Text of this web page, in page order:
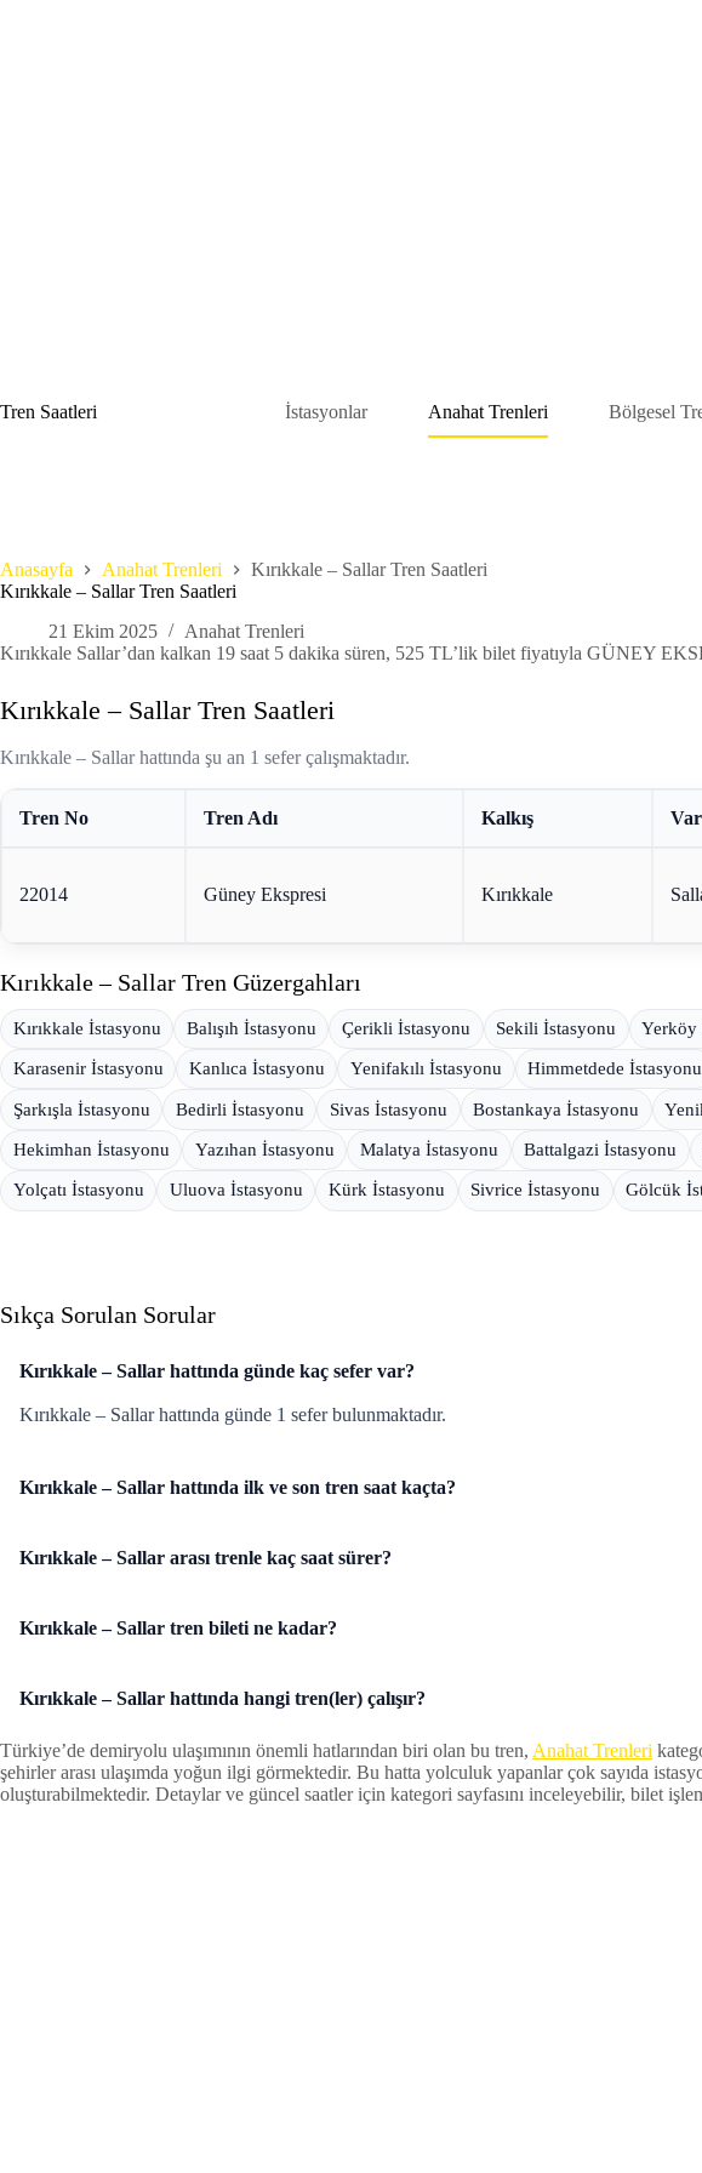
Tren Saatleri
İstasyonlar Anahat Trenleri Bölgesel
Anasayfa Anahat Trenleri
Kırıkkale – Sallar Tren Saatleri
Kırıkkale – Sallar Tren Saatleri
21 Ekim 2025
Anahat Trenleri
Kırıkkale Sallar’dan kalkan 19 saat 5 dakika süren, 525 TL’lik bilet fiyatıyla GÜNEY
Kırıkkale – Sallar Tren Saatleri
Kırıkkale – Sallar hattında şu an 1 sefer çalışmaktadır.
Tren No Tren Adı Kalkış
22014 Güney Ekspresi Kırıkkale
Kırıkkale – Sallar Tren Güzergahları
Kırıkkale İstasyonu Balışıh İstasyonu Çerikli İstasyonu Sekili İstasyonu Yerköy
Karasenir İstasyonu Kanlıca İstasyonu Yenifakılı İstasyonu Himmetdede İstasyonu
Şarkışla İstasyonu Bedirli İstasyonu Sivas İstasyonu Bostankaya İstasyonu
Hekimhan İstasyonu Yazıhan İstasyonu Malatya İstasyonu Battalgazi İstasyonu
Yolçatı İstasyonu Uluova İstasyonu Kürk İstasyonu Sivrice İstasyonu Gölcük
Sıkça Sorulan Sorular
Kırıkkale – Sallar hattında günde kaç sefer var?
Kırıkkale – Sallar hattında günde 1 sefer bulunmaktadır.
Kırıkkale – Sallar hattında ilk ve son tren saat kaçta?
Kırıkkale – Sallar arası trenle kaç saat sürer?
Kırıkkale – Sallar tren bileti ne kadar?
Kırıkkale – Sallar hattında hangi tren(ler) çalışır?
Türkiye’de demiryolu ulaşımının önemli hatlarından biri olan bu tren, Anahat Trenleri
şehirler arası ulaşımda yoğun ilgi görmektedir. Bu hatta yolculuk yapanlar çok sayıda
oluşturabilmektedir. Detaylar ve güncel saatler için kategori sayfasını inceleyebilir, bilet